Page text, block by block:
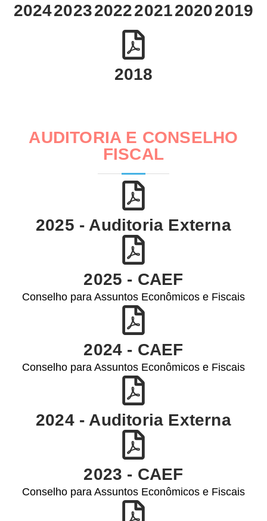
202420232022202120202019
2018
AUDITORIA E CONSELHO
FISCAL
2025 - Auditoria Externa
2025 - CAEF
Conselho para Assuntos Econômicos e Fiscais
2024 - CAEF
Conselho para Assuntos Econômicos e Fiscais
2024 - Auditoria Externa
2023 - CAEF
Conselho para Assuntos Econômicos e Fiscais